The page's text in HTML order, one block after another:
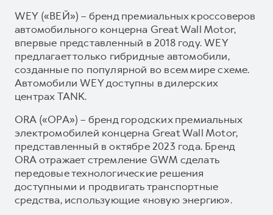
WEY («ВЕЙ») – бренд премиальных кроссоверов
автомобильного концерна Great Wall Motor,
впервые представленный в 2018 году. WEY
предлагает только гибридные автомобили,
созданные по популярной во всем мире схеме.
Автомобили WEY доступны в дилерских
центрах TANK.
ORA («ОРА») – бренд городских премиальных
электромобилей концерна Great Wall Motor,
представленный в октябре 2023 года. Бренд
ORA отражает стремление GWM сделать
передовые технологические решения
доступными и продвигать транспортные
средства, использующие «новую энергию».